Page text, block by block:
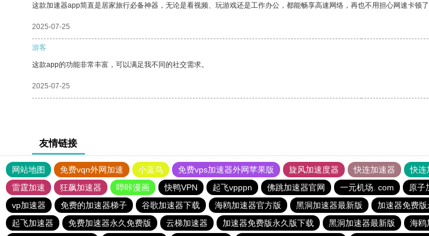
这款加速器app简直是居家旅行必备神器，无论是看视频、玩游戏还是工作办公，都能畅享高速网络，再也不用担心网速卡顿了
2025-07-25
游客
这款app的功能非常丰富，可以满足我不同的社交需求。
2025-07-25
友情链接
网站地图 免费vqn外网加速 小蓝鸟 免费vps加速器外网苹果版 旋风加速度器 快连加速器 快连
雷霆加速
狂飙加速器 哔咔漫画 快鸭VPN 起飞vpppn 佛跳加速器官网 一元机场. com 原子
vp加速器
免费的加速器梯子 谷歌加速器下载 海鸥加速器官方版 黑洞加速器最新版 加速器免费
起飞加速器
免费加速器永久免费版 云梯加速器 加速器免费版永久版下载 黑洞加速器最新版 海鸥